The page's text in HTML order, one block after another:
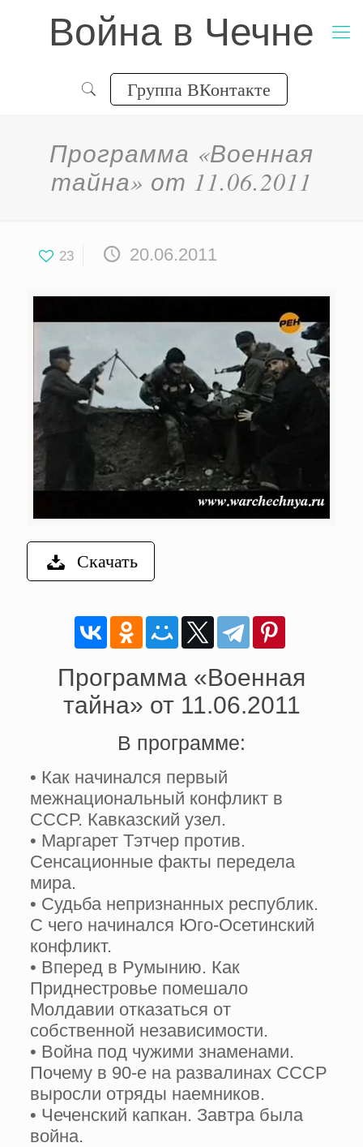
Война в Чечне
Группа ВКонтакте
Программа «Военная
тайна» от 11.06.2011
23 20.06.2011
Скачать
Программа «Военная
тайна» от 11.06.2011
В программе:
• Как начинался первый
межнациональный конфликт в
СССР. Кавказский узел.
• Маргарет Тэтчер против.
Сенсационные факты передела
мира.
• Судьба непризнанных республик.
С чего начинался Юго-Осетинский
конфликт.
• Вперед в Румынию. Как
Приднестровье помешало
Молдавии отказаться от
собственной независимости.
• Война под чужими знаменами.
Почему в 90-е на развалинах СССР
выросли отряды наемников.
• Чеченский капкан. Завтра была
война.